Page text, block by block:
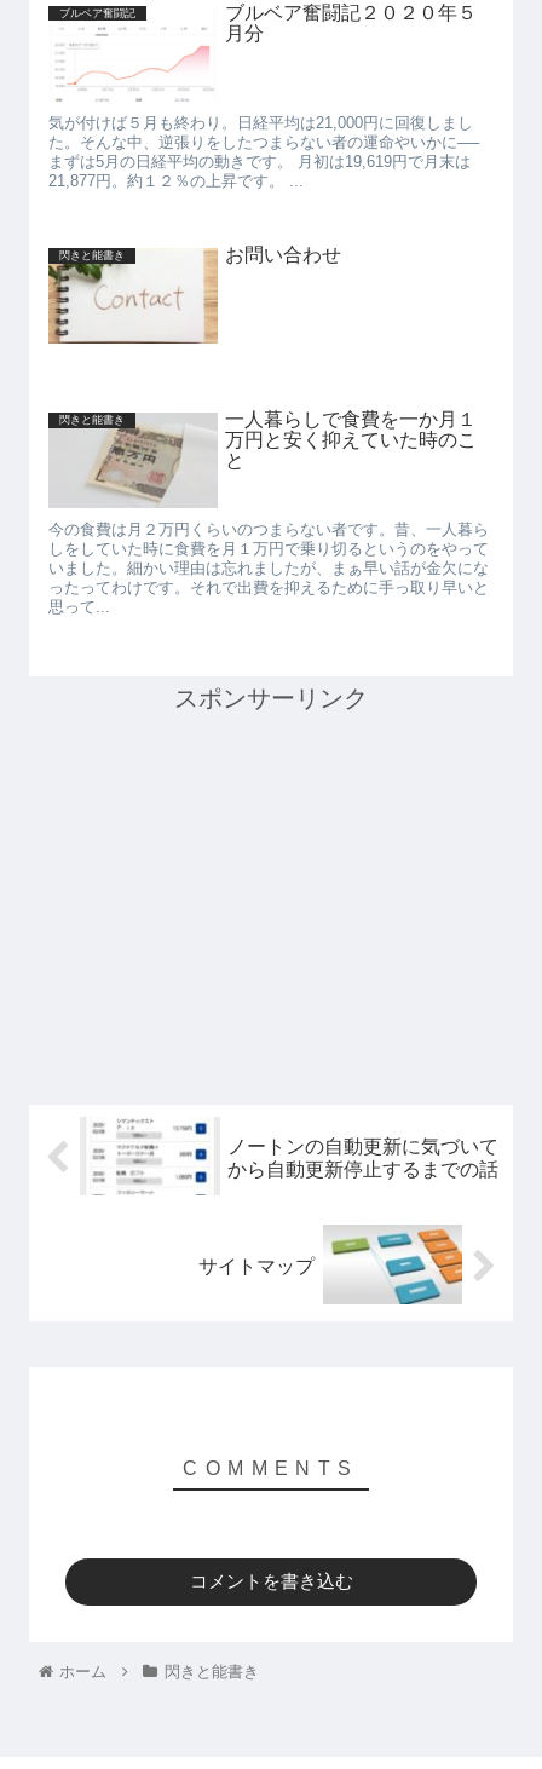
ブルベア奮闘記
ブルベア奮闘記２０２０年５
月分
気が付けば５月も終わり。日経平均は21,000円に回復しまし
た。そんな中、逆張りをしたつまらない者の運命やいかに──
まずは5月の日経平均の動きです。 月初は19,619円で月末は
21,877円。約１２％の上昇です。 ...
閃きと能書き お問い合わせ
閃きと能書き
一人暮らしで食費を一か月１
万円と安く抑えていた時のこ
と
今の食費は月２万円くらいのつまらない者です。昔、一人暮ら
しをしていた時に食費を月１万円で乗り切るというのをやって
いました。細かい理由は忘れましたが、まぁ早い話が金欠にな
ったってわけです。それで出費を抑えるために手っ取り早いと
思って...
スポンサーリンク
ノートンの自動更新に気づいて
から自動更新停止するまでの話
サイトマップ
コメントを書き込む
ホーム 閃きと能書き